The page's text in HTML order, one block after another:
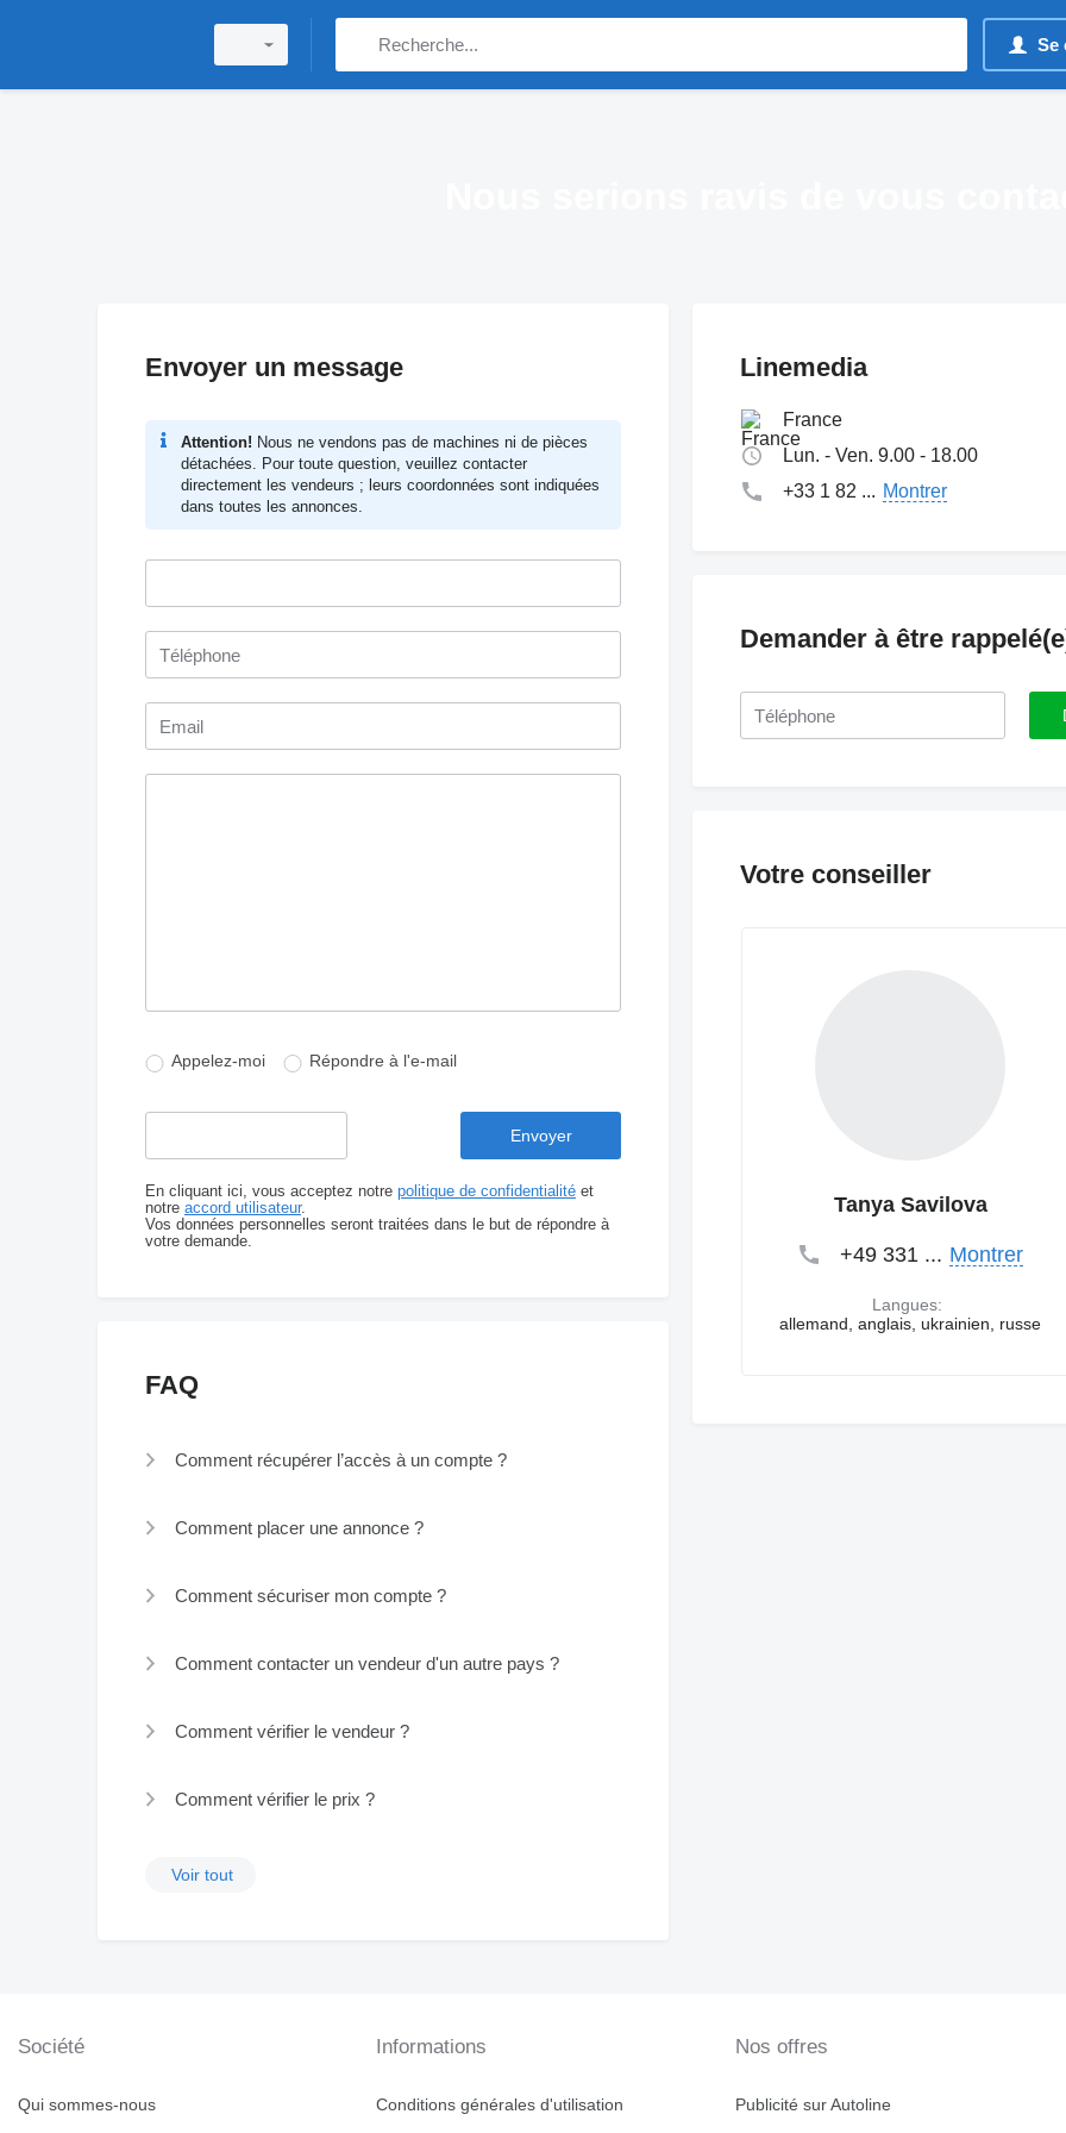
Se
Envoyer un message
Attention! Nous ne vendons pas de machines ni de pièces
détachées. Pour toute question, veuillez contacter
directement les vendeurs ; leurs coordonnées sont indiquées
dans toutes les annonces.
Appelez-moi Répondre à l'e-mail
En cliquant ici, vous acceptez notre politique de confidentialité et
notre accord utilisateur.
Vos données personnelles seront traitées dans le but de répondre à
votre demande.
FAQ
Comment récupérer l’accès à un compte ?
Comment placer une annonce ?
Comment sécuriser mon compte ?
Comment contacter un vendeur d'un autre pays ?
Comment vérifier le vendeur ?
Comment vérifier le prix ?
Voir tout
Linemedia
France
Lun. - Ven. 9.00 - 18.00
+33 1 82 ... Montrer
Demander à être
Votre conseiller
Tanya Savilova
+49 331 ... Montrer
Langues:
allemand, anglais, ukrainien, russe
Société
Qui sommes-nous
Informations
Conditions générales d'utilisation
Nos offres
Publicité sur Autoline